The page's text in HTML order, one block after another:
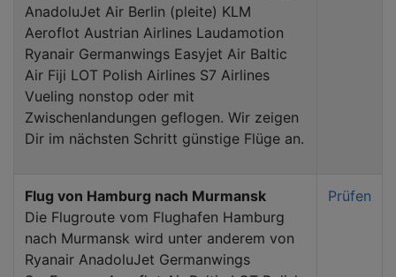
AnadoluJet Air Berlin (pleite) KLM
Aeroflot Austrian Airlines Laudamotion
Ryanair Germanwings Easyjet Air Baltic
Air Fiji LOT Polish Airlines S7 Airlines
Vueling nonstop oder mit
Zwischenlandungen geflogen. Wir zeigen
Dir im nächsten Schritt günstige Flüge an.
Flug von Hamburg nach Murmansk
Die Flugroute vom Flughafen Hamburg
nach Murmansk wird unter anderem von
Ryanair AnadoluJet Germanwings
Prüfen